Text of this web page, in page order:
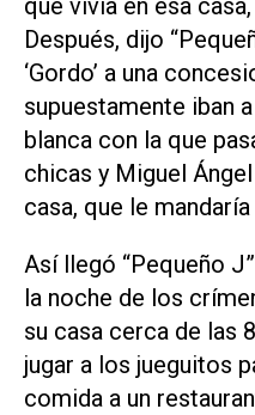
Después, dijo
‘Gordo’ a una
supuestamente iban
blanca con la que
chicas y Miguel
casa, que le
Así llegó “Pequeño
la noche de los
su casa cerca de las
jugar a los jueguitos
comida a un